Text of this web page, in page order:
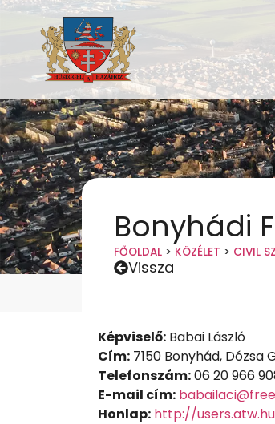
Bonyhádi
FŐOLDAL > KÖZÉLET > CIVIL
Vissza
Képviselő: Babai László
Cím: 7150 Bonyhád, Dózsa
Telefonszám:06 20 966
E-mail cím:
Honlap: http://